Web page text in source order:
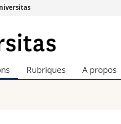
Sciences
Lettres et
Rubriques A propos